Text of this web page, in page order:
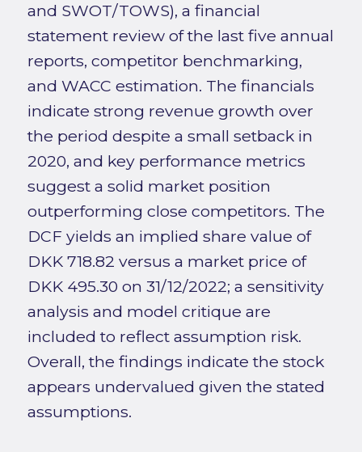
and SWOT/TOWS), a financial
statement review of the last five annual
reports, competitor benchmarking,
and WACC estimation. The financials
indicate strong revenue growth over
the period despite a small setback in
2020, and key performance metrics
suggest a solid market position
outperforming close competitors. The
DCF yields an implied share value of
DKK 718.82 versus a market price of
DKK 495.30 on 31/12/2022; a sensitivity
analysis and model critique are
included to reflect assumption risk.
Overall, the findings indicate the stock
appears undervalued given the stated
assumptions.